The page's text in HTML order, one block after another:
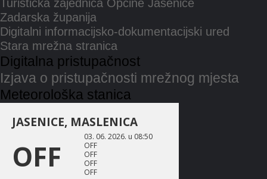
Turistička zajednica Općine Jasenice
Zadarska županija
Digitalni informacijsko-dokumentacijski ured
Stara mrežna stranica
Digitalna pristupačnost
Izjava o pristupačnosti mrežnog mjesta
Meteorološka stanica